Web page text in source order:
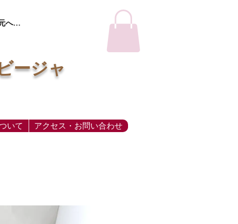
へ…
ージャ
いて アクセス・お問い合わせ